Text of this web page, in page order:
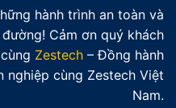
hành trình an toàn và
Cảm ơn quý khách
Zestech – Đồng hành
nghiệp cùng Zestech Việt
Nam.